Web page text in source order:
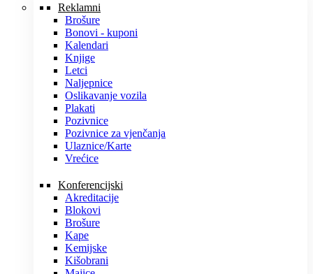
Reklamni
Brošure
Bonovi - kuponi
Kalendari
Knjige
Letci
Naljepnice
Oslikavanje vozila
Plakati
Pozivnice
Pozivnice za vjenčanja
Ulaznice/Karte
Vrećice
Konferencijski
Akreditacije
Blokovi
Brošure
Kape
Kemijske
Kišobrani